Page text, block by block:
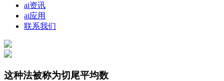
ai资讯
ai应用
联系我们
这种法被称为切尾平均数